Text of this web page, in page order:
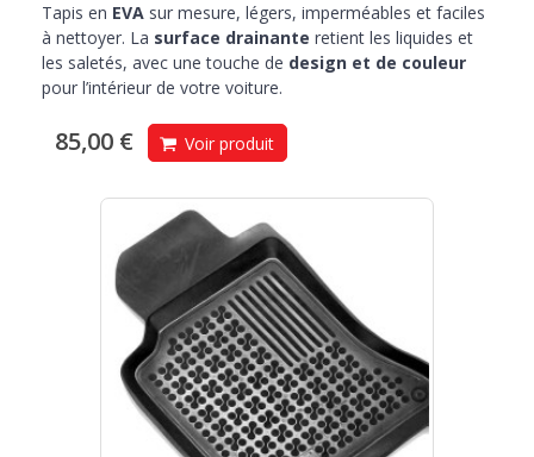
Tapis en EVA sur mesure, légers, imperméables et faciles
à nettoyer. La surface drainante retient les liquides et
les saletés, avec une touche de design et de couleur
pour l’intérieur de votre voiture.
85,00 € Voir produit